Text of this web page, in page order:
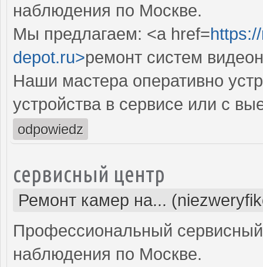
наблюдения по Москве.
Мы предлагаем: <a href=
depot.ru>ремонт систем
Наши мастера оперативно
устройства в сервисе или с
odpowiedz
сервисный центр
Ремонт камер на...
Профессиональный
наблюдения по Москве.